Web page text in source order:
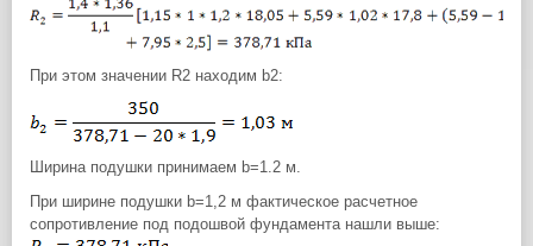
При этом значении R2 находим b2:
Ширина подушки принимаем b=1.2 м.
При ширине подушки b=1,2 м фактическое расчетное
сопротивление под подошвой фундамента нашли выше: